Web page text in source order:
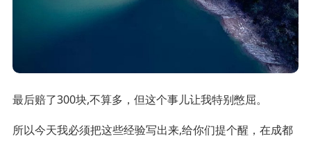
最后赔了300块,不算多，但这个事儿让我特别憋屈。
所以今天我必须把这些经验写出来,给你们提个醒，在成都